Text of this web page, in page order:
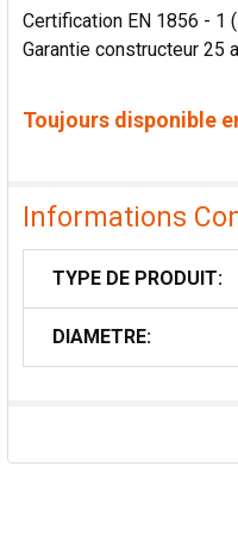
Certification EN 1856 - 1
Garantie constructeur 25
Toujours disponible
Informations
TYPE DE PRODUIT:
DIAMETRE: